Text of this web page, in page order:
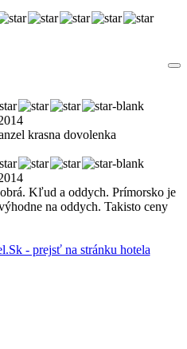
krasna dovolenka
Kľud a oddych. Prímorsko je
na oddych. Takisto ceny
- prejsť na stránku hotela